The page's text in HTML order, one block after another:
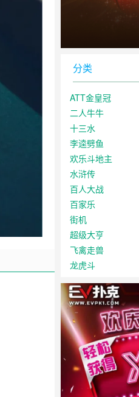
分类
ATT金皇冠
二人牛牛
十三水
李逵劈鱼
欢乐斗地主
水浒传
百人大战
百家乐
街机
超级大亨
飞禽走兽
龙虎斗